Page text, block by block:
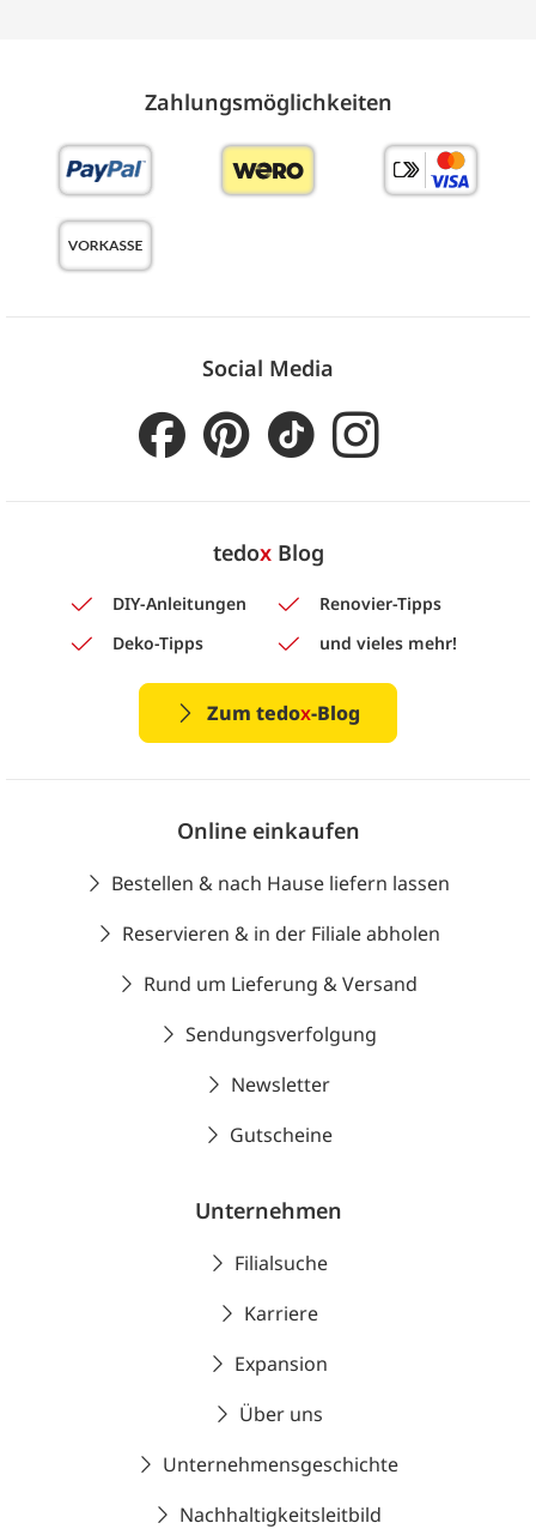
Zahlungs­möglich­keiten
Social Media
tedoxBlog
DIY-Anleitungen
Renovier-Tipps
Deko-Tipps
und vieles mehr!
Zum tedox-Blog
Online einkaufen
Bestellen & nach Hause liefern lassen
Reservieren & in der Filiale abholen
Rund um Lieferung & Versand
Sendungsverfolgung
Newsletter
Gutscheine
Unternehmen
Filialsuche
Karriere
Expansion
Über uns
Unternehmensgeschichte
Nachhaltigkeitsleitbild